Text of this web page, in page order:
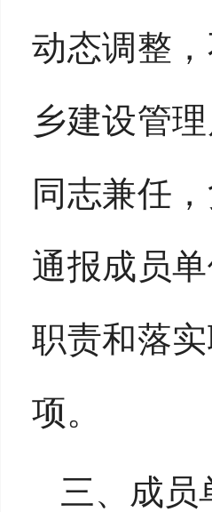
动态调整
乡建设管
同志兼任
通报成员
职责和落
项。
三、成员